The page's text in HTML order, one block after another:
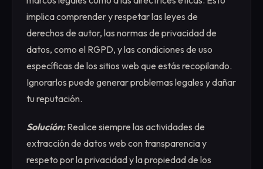
implica comprender y respetar las leyes de
derechos de autor, las normas de privacidad de
datos, como el RGPD, y las condiciones de uso
específicas de los sitios web que estás recopilando.
Ignorarlos puede generar problemas legales y dañar
tu reputación.
Solución:Realice siempre las actividades de
extracción de datos web con transparencia y
respeto por la privacidad y la propiedad de los